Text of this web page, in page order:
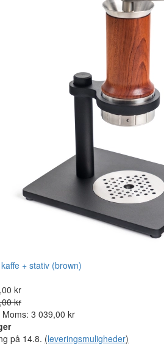
kr
kr
Moms: 3 039,00 kr
på 14.8. (leveringsmuligheder)